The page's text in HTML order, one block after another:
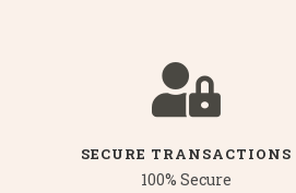
SECURE TRANSACTIONS
100% Secure